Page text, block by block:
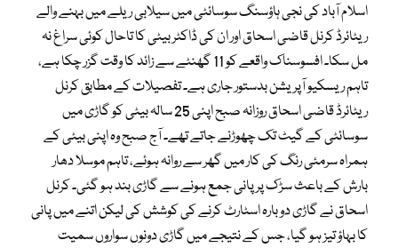
اسلام آباد کی نجی ہاؤسنگ سوسائٹی میں سیلابی ریلے میں بہنے والے
ریٹائرڈ کرنل قاضی اسحاق اور ان کی ڈاکٹر بیٹی کا تاحال کوئی سراغ نہ
مل سکا۔ افسوسناک واقعے کو 11 گھنٹے سے زائد کا وقت گزر چکا ہے،
تاہم ریسکیو آپریشن بدستور جاری ہے۔ تفصیلات کے مطابق کرنل
ریٹائرڈ قاضی اسحاق روزانہ صبح اپنی 25 سالہ بیٹی کو گاڑی میں
سوسائٹی کے گیٹ تک چھوڑنے جاتے تھے۔ آج صبح وہ اپنی بیٹی کے
ہمراہ سرمئی رنگ کی کار میں گھر سے روانہ ہوئے، تاہم موسلا دھار
بارش کے باعث سڑک پر پانی جمع ہونے سے گاڑی بند ہو گئی۔ کرنل
اسحاق نے گاڑی دوبارہ اسٹارٹ کرنے کی کوشش کی لیکن اتنے میں پانی
کا بہاؤ تیز ہو گیا، جس کے نتیجے میں گاڑی دونوں سواروں سمیت